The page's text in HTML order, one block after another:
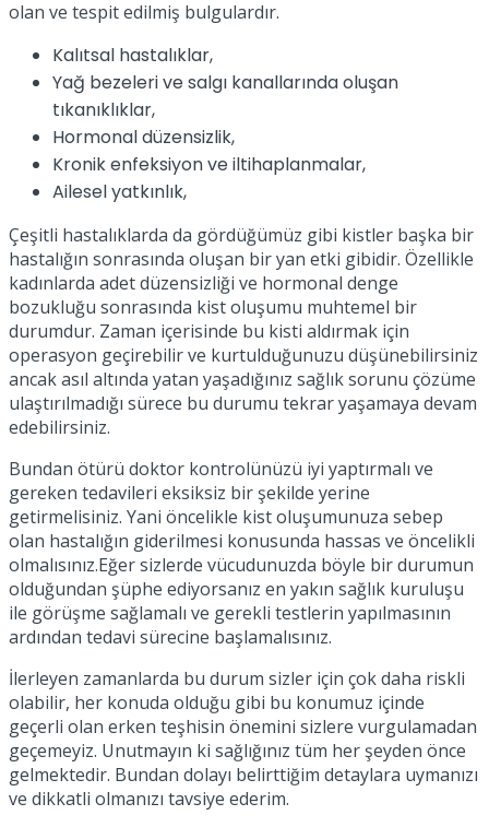
olan ve tespit edilmiş bulgulardır.
Kalıtsal hastalıklar,
Yağ bezeleri ve salgı kanallarında oluşan
tıkanıklıklar,
Hormonal düzensizlik,
Kronik enfeksiyon ve iltihaplanmalar,
Ailesel yatkınlık,
Çeşitli hastalıklarda da gördüğümüz gibi kistler başka bir
hastalığın sonrasında oluşan bir yan etki gibidir. Özellikle
kadınlarda adet düzensizliği ve hormonal denge
bozukluğu sonrasında kist oluşumu muhtemel bir
durumdur. Zaman içerisinde bu kisti aldırmak için
operasyon geçirebilir ve kurtulduğunuzu düşünebilirsiniz
ancak asıl altında yatan yaşadığınız sağlık sorunu çözüme
ulaştırılmadığı sürece bu durumu tekrar yaşamaya devam
edebilirsiniz.
Bundan ötürü doktor kontrolünüzü iyi yaptırmalı ve
gereken tedavileri eksiksiz bir şekilde yerine
getirmelisiniz. Yani öncelikle kist oluşumunuza sebep
olan hastalığın giderilmesi konusunda hassas ve öncelikli
olmalısınız.Eğer sizlerde vücudunuzda böyle bir durumun
olduğundan şüphe ediyorsanız en yakın sağlık kuruluşu
ile görüşme sağlamalı ve gerekli testlerin yapılmasının
ardından tedavi sürecine başlamalısınız.
İlerleyen zamanlarda bu durum sizler için çok daha riskli
olabilir, her konuda olduğu gibi bu konumuz içinde
geçerli olan erken teşhisin önemini sizlere vurgulamadan
geçemeyiz. Unutmayın ki sağlığınız tüm her şeyden önce
gelmektedir. Bundan dolayı belirttiğim detaylara uymanızı
ve dikkatli olmanızı tavsiye ederim.